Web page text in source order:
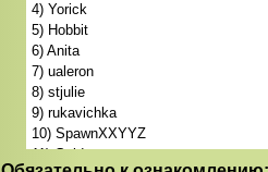
4) Yorick
5) Hobbit
6) Anita
7) ualeron
8) stjulie
9) rukavichka
10) SpawnXXYYZ
11) Gold